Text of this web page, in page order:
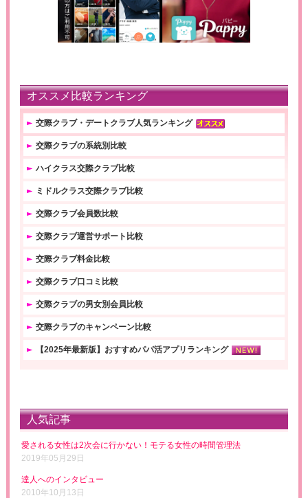
オススメ比較ランキング
交際クラブ・デートクラブ人気ランキング
交際クラブの系統別比較
ハイクラス交際クラブ比較
ミドルクラス交際クラブ比較
交際クラブ会員数比較
交際クラブ運営サポート比較
交際クラブ料金比較
交際クラブ口コミ比較
交際クラブの男女別会員比較
交際クラブのキャンペーン比較
【2025年最新版】おすすめパパ活アプリランキング
人気記事
愛される女性は2次会に行かない！モテる女性の時間管理法
2019年05月29日
達人へのインタビュー
2010年10月13日